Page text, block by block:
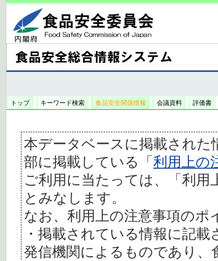
トップ キーワード検索 食品安全関係情報 会議資料 評価書
本データベースに掲載された
部に掲載している「利用上の
ご利用に当たっては、「利
とみなします。
なお、利用上の注意事項の
・掲載されている情報に記
発信機関によるものであり、